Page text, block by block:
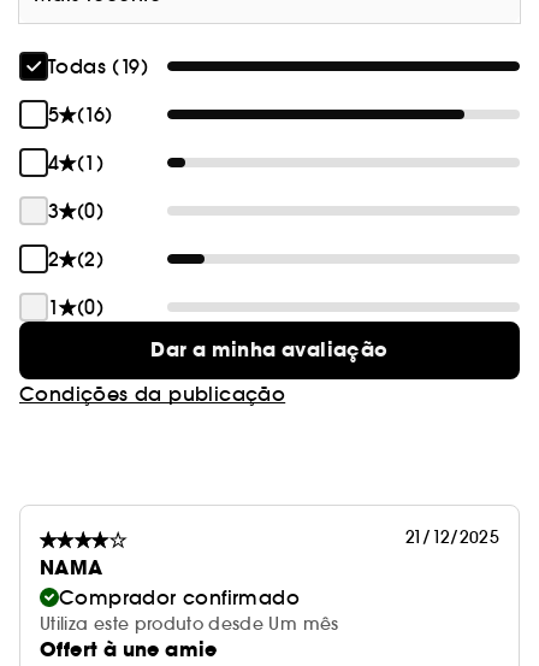
Todas (19)
5
(16)
4
(1)
3
(0)
2
(2)
1
(0)
Dar a minha avaliação
Condições da publicação
21/12/2025
NAMA
Comprador confirmado
Utiliza este produto desde Um mês
Offert à une amie